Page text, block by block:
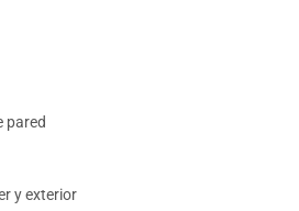
pared
y exterior